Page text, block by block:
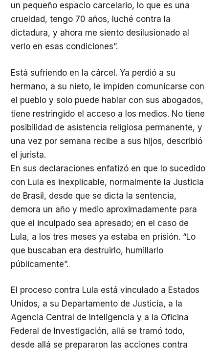
un pequeño espacio carcelario, lo que es una
crueldad, tengo 70 años, luché contra la
dictadura, y ahora me siento desilusionado al
verlo en esas condiciones”.
Está sufriendo en la cárcel. Ya perdió a su
hermano, a su nieto, le impiden comunicarse con
el pueblo y solo puede hablar con sus abogados,
tiene restringido el acceso a los medios. No tiene
posibilidad de asistencia religiosa permanente, y
una vez por semana recibe a sus hijos, describió
el jurista.
En sus declaraciones enfatizó en que lo sucedido
con Lula es inexplicable, normalmente la Justicia
de Brasil, desde que se dicta la sentencia,
demora un año y medio aproximadamente para
que el inculpado sea apresado; en el caso de
Lula, a los tres meses ya estaba en prisión. “Lo
que buscaban era destruirlo, humillarlo
públicamente”.
El proceso contra Lula está vinculado a Estados
Unidos, a su Departamento de Justicia, a la
Agencia Central de Inteligencia y a la Oficina
Federal de Investigación, allá se tramó todo,
desde allá se prepararon las acciones contra